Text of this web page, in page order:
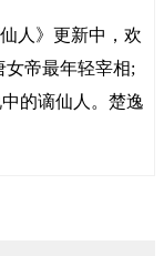
人》更新中，欢
帝最年轻宰相;
的谪仙人。楚逸